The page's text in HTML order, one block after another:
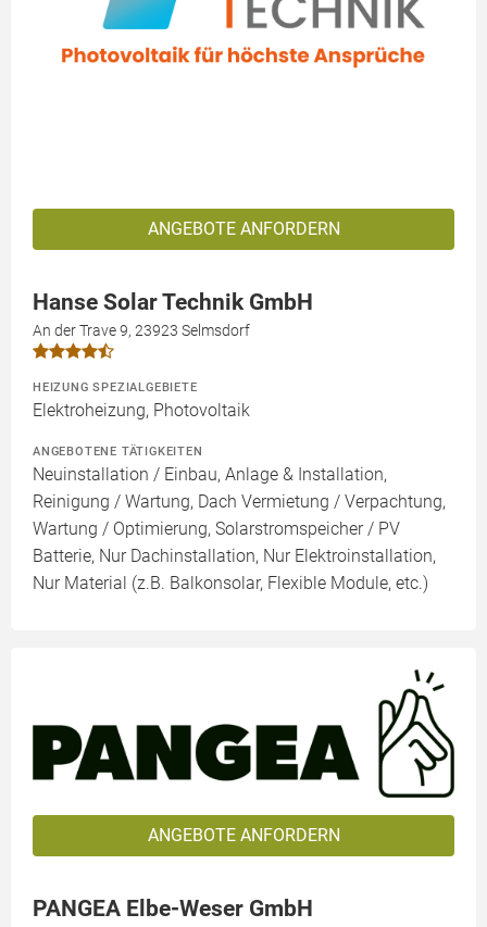
ANGEBOTE ANFORDERN
Hanse Solar Technik GmbH
An der Trave 9, 23923 Selmsdorf
HEIZUNG SPEZIALGEBIETE
Elektroheizung, Photovoltaik
ANGEBOTENE TÄTIGKEITEN
Neuinstallation / Einbau, Anlage & Installation,
Reinigung / Wartung, Dach Vermietung / Verpachtung,
Wartung / Optimierung, Solarstromspeicher / PV
Batterie, Nur Dachinstallation, Nur Elektroinstallation,
Nur Material (z.B. Balkonsolar, Flexible Module, etc.)
ANGEBOTE ANFORDERN
PANGEA Elbe-Weser GmbH